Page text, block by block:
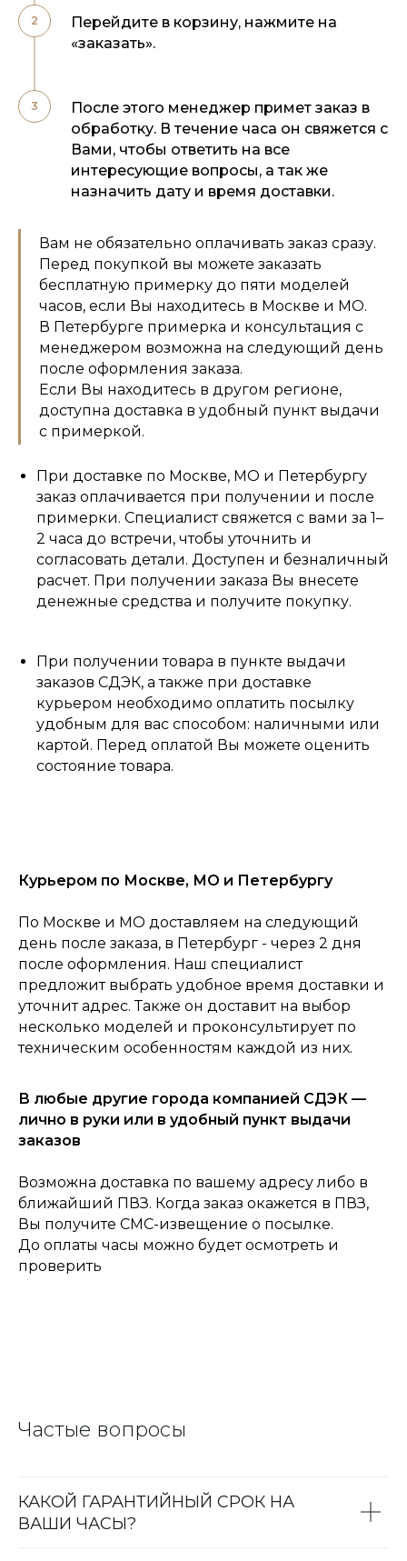
Перейдите в корзину, нажмите на
«заказать».
После этого менеджер примет заказ в
обработку. В течение часа он свяжется с
Вами, чтобы ответить на все
интересующие вопросы, а так же
назначить дату и время доставки.
Вам не обязательно оплачивать заказ сразу.
Перед покупкой вы можете заказать
бесплатную примерку до пяти моделей
часов, если Вы находитесь в Москве и МО.
В Петербурге примерка и консультация с
менеджером возможна на следующий день
после оформления заказа.
Если Вы находитесь в другом регионе,
доступна доставка в удобный пункт выдачи
с примеркой.
При доставке по Москве, МО и Петербургу
заказ оплачивается при получении и после
примерки. Специалист свяжется с вами за 1–
2 часа до встречи, чтобы уточнить и
согласовать детали. Доступен и безналичный
расчет. При получении заказа Вы внесете
денежные средства и получите покупку.
При получении товара в пункте выдачи
заказов СДЭК, а также при доставке
курьером необходимо оплатить посылку
удобным для вас способом: наличными или
картой. Перед оплатой Вы можете оценить
состояние товара.
Курьером по Москве, МО и Петербургу
По Москве и МО доставляем на следующий
день после заказа, в Петербург - через 2 дня
после оформления. Наш специалист
предложит выбрать удобное время доставки и
уточнит адрес. Также он доставит на выбор
несколько моделей и проконсультирует по
техническим особенностям каждой из них.
В любые другие города компанией СДЭК —
лично в руки или в удобный пункт выдачи
заказов
Возможна доставка по вашему адресу либо в
ближайший ПВЗ. Когда заказ окажется в ПВЗ,
Вы получите СМС-извещение о посылке.
До оплаты часы можно будет осмотреть и
проверить
Частые вопросы
КАКОЙ ГАРАНТИЙНЫЙ СРОК НА
ВАШИ ЧАСЫ?